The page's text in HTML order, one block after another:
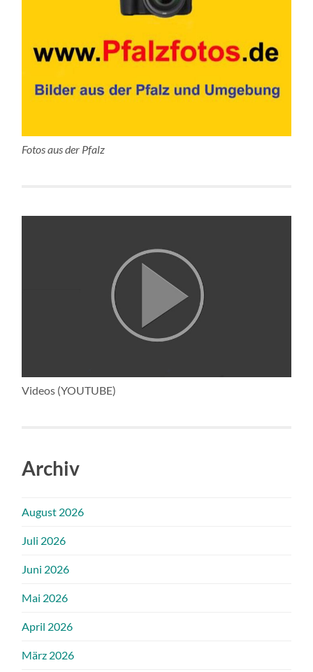
Fotos aus der Pfalz
Videos (YOUTUBE)
Archiv
August 2026
Juli 2026
Juni 2026
Mai 2026
April 2026
März 2026